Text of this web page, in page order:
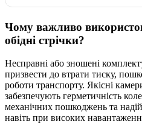
Чому важливо
обідні стрічки?
Несправні або зношені
призвести до втрати тиску,
роботи транспорту. Якісні
забезпечують герметичність
механічних пошкоджень та
навіть при високих